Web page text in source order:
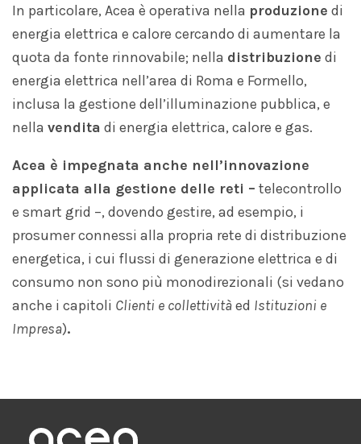
In particolare, Acea è operativa nella produzione di
energia elettrica e calore cercando di aumentare la
quota da fonte rinnovabile; nella distribuzione di
energia elettrica nell’area di Roma e Formello,
inclusa la gestione dell’illuminazione pubblica, e
nella vendita di energia elettrica, calore e gas.
Acea è impegnata anche nell’innovazione
applicata alla gestione delle reti – telecontrollo
e smart grid –, dovendo gestire, ad esempio, i
prosumer connessi alla propria rete di distribuzione
energetica, i cui flussi di generazione elettrica e di
consumo non sono più monodirezionali (si vedano
anche i capitoli Clienti e collettivitàed Istituzioni e
Impresa).